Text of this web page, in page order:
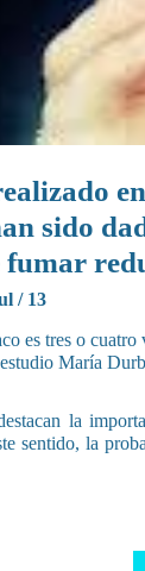
sido
fumar
/ 13
es tres o
María
la
sentido, la